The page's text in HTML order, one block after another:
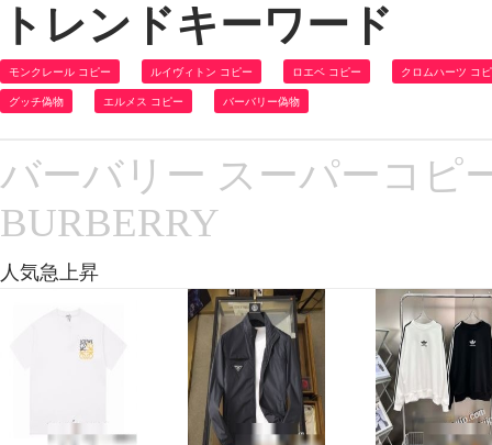
トレンドキーワード
モンクレール コピー ルイヴィトン コピー ロエベ コピー クロムハーツ コ
グッチ偽物 エルメス コピー バーバリー偽物
バーバリー スーパーコピ
BURBERRY
人気急上昇